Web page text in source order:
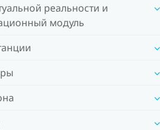
реальности и
модуль